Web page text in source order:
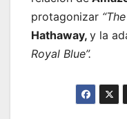
protagonizar
Hathaway, y la
Royal Blue”.